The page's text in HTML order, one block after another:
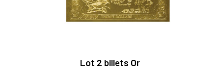
Lot 2 billets Or